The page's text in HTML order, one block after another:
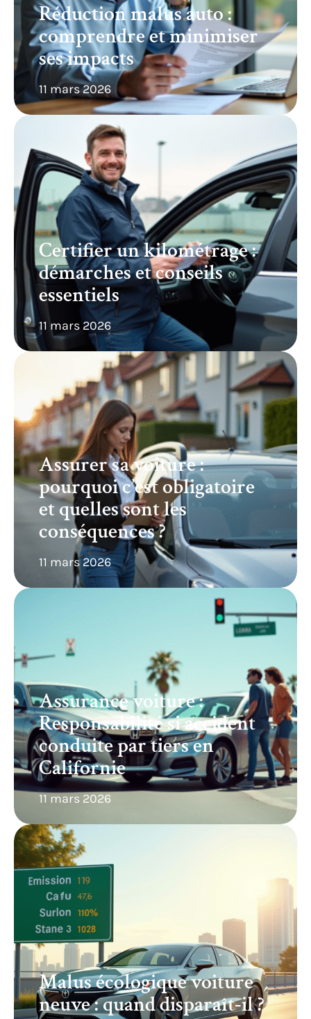
Réduction malus auto :
comprendre et minimiser
ses impacts
11 mars 2026
Certifier un kilométrage :
démarches et conseils
essentiels
11 mars 2026
Assurer sa voiture :
pourquoi c’est obligatoire
et quelles sont les
conséquences ?
11 mars 2026
Assurance voiture :
Responsabilité si accident
conduite par tiers en
Californie
11 mars 2026
Malus écologique voiture
neuve : quand disparaît-il ?